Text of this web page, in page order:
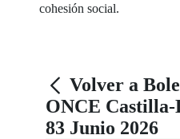
cohesión social.
Volver a
ONCE Castilla-
83 Junio 2026